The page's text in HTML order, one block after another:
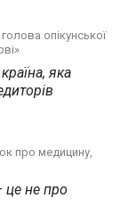
опікунської
яка
про медицину,
це не про